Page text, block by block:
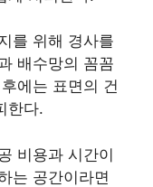
를 위해 경사를
배수망의 꼼꼼
에는 표면의 건
한다.
비용과 시간이
는 공간이라면